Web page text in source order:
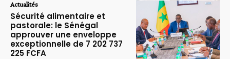
Actualités
Sécurité alimentaire et
pastorale: le Sénégal
approuver une enveloppe
exceptionnelle de 7 202 737
225 FCFA